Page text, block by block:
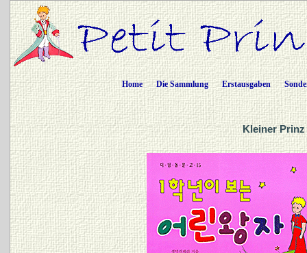
Home Die Sammlung Erstausgaben
Kleiner Prinz